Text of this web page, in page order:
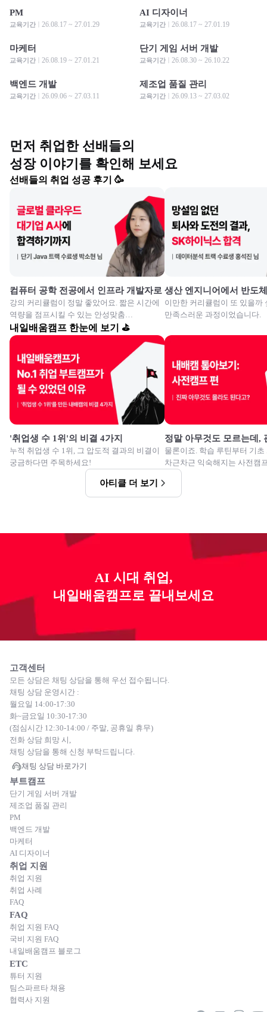
모집 중
모집 중
PM
교육기간 26.08.17 ~ 27.01.29
모집 중
모집 중
AI 디자이너
교육기간 26.08.17 ~ 27.01.19
모집 중
모집 중
마케터
교육기간 26.08.19 ~ 27.01.21
모집 중
모집 중
단기 게임 서버 개발
교육기간 26.08.30 ~ 26.10.22
모집 중
모집 중
백엔드 개발
교육기간 26.09.06 ~ 27.03.11
모집 중
모집 중
제조업 품질 관리
교육기간 26.09.13 ~ 27.03.02
먼저 취업한 선배들의
성장 이야기를 확인해 보세요
선배들의 취업 성공 후기 🥳
컴퓨터 공학 전공에서 인프라 개발자로
강의 커리큘럼이 정말 좋았어요. 짧은 시간에
역량을 점프시킬 수 있는 안성맞춤
교육이였습니다.
생산 엔지니어에서 반도
이만한 커리큘럼이 또 있을까
만족스러운 과정이었습니다.
내일배움캠프 한눈에 보기 ⛳
'취업생 수 1위'의 비결 4가지
누적 취업생 수 1위, 그 압도적 결과의 비결이
궁금하다면 주목하세요!
정말 아무것도 모르는데,
물론이죠. 학습 루틴부터 기초
차근차근 익숙해지는 사전캠
아티클 더 보기
AI 시대 취업,
내일배움캠프로 끝내보세요
고객센터
모든 상담은 채팅 상담을 통해 우선 접수됩니다.
채팅 상담 운영시간 :
월요일 14:00-17:30
화~금요일 10:30-17:30
(점심시간 12:30-14:00 / 주말, 공휴일 휴무)
전화 상담 희망 시,
채팅 상담을 통해 신청 부탁드립니다.
채팅 상담 바로가기
부트캠프
단기 게임 서버 개발
제조업 품질 관리
PM
백엔드 개발
마케터
AI 디자이너
취업 지원
취업 지원
취업 사례
FAQ
FAQ
취업 지원 FAQ
국비 지원 FAQ
내일배움캠프 블로그
ETC
튜터 지원
팀스파르타 채용
협력사 지원